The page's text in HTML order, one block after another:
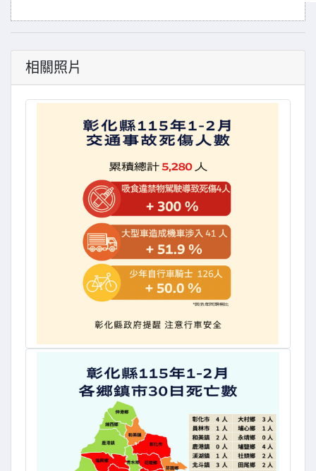
相關照片